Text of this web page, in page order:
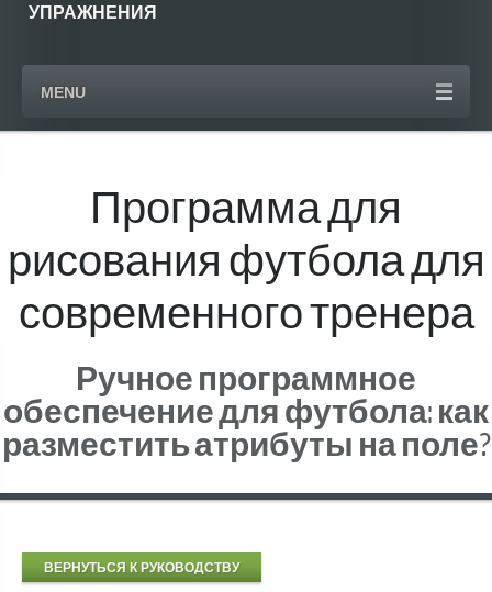
УПРАЖНЕНИЯ
MENU
Программа для
рисования футбола для
современного тренера
Ручное программное
обеспечение для футбола: как
разместить атрибуты на поле?
ВЕРНУТЬСЯ К РУКОВОДСТВУ